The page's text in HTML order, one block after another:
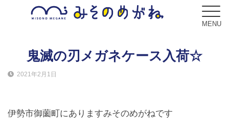
MENU
鬼滅の刃メガネケース入荷☆
2021年2月1日
伊勢市御薗町にありますみそのめがねです